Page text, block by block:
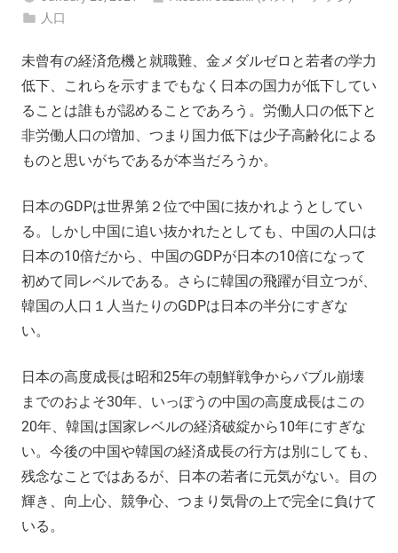
人口
未曾有の経済危機と就職難、金メダルゼロと若者の学力
低下、これらを示すまでもなく日本の国力が低下してい
ることは誰もが認めることであろう。労働人口の低下と
非労働人口の増加、つまり国力低下は少子高齢化による
ものと思いがちであるが本当だろうか。
日本のGDPは世界第２位で中国に抜かれようとしてい
る。しかし中国に追い抜かれたとしても、中国の人口は
日本の10倍だから、中国のGDPが日本の10倍になって
初めて同レベルである。さらに韓国の飛躍が目立つが、
韓国の人口１人当たりのGDPは日本の半分にすぎな
い。
日本の高度成長は昭和25年の朝鮮戦争からバブル崩壊
までのおよそ30年、いっぽうの中国の高度成長はこの
20年、韓国は国家レベルの経済破綻から10年にすぎな
い。今後の中国や韓国の経済成長の行方は別にしても、
残念なことではあるが、日本の若者に元気がない。目の
輝き、向上心、競争心、つまり気骨の上で完全に負けて
いる。